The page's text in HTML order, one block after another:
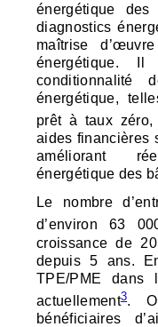
énergétique
diagnostics
maîtrise
énergétique.
conditionnalité
énergétique,
prêt à taux zéro,
aides financières
améliorant
énergétique des
Le nombre
d’environ 63
croissance de
depuis 5 ans.
TPE/PME dans
actuellement3.
bénéficiaires